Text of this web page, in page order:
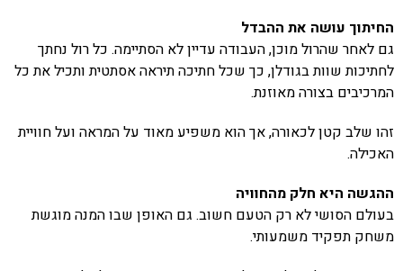
החיתוך עושה את ההבדל
גם לאחר שהרול מוכן, העבודה עדיין לא הסתיימה. כל רול נחתך
לחתיכות שוות בגודלן, כך שכל חתיכה תיראה אסתטית ותכיל את כל
המרכיבים בצורה מאוזנת.
זהו שלב קטן לכאורה, אך הוא משפיע מאוד על המראה ועל חוויית
האכילה.
ההגשה היא חלק מהחוויה
בעולם הסושי לא רק הטעם חשוב. גם האופן שבו המנה מוגשת
משחק תפקיד משמעותי.